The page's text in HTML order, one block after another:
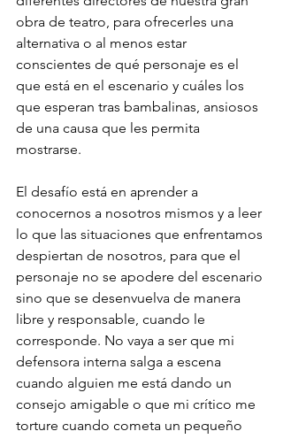
obra de teatro, para ofrecerles una
alternativa o al menos estar
conscientes de qué personaje es el
que está en el escenario y cuáles los
que esperan tras bambalinas, ansiosos
de una causa que les permita
mostrarse.
El desafío está en aprender a
conocernos a nosotros mismos y a leer
lo que las situaciones que enfrentamos
despiertan de nosotros, para que el
personaje no se apodere del escenario
sino que se desenvuelva de manera
libre y responsable, cuando le
corresponde. No vaya a ser que mi
defensora interna salga a escena
cuando alguien me está dando un
consejo amigable o que mi crítico me
torture cuando cometa un pequeño